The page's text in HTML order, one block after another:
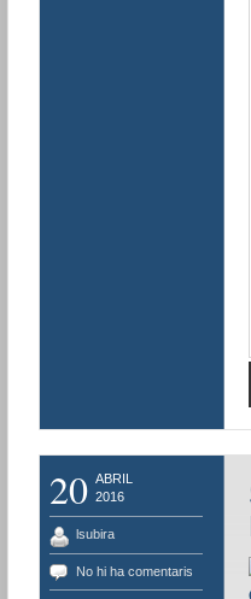
20 ABRIL
2016
lsubira
No hi ha comentaris